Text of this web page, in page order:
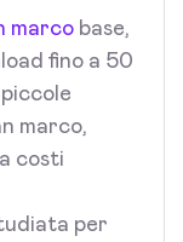
marco base,
fino a 50
marco,
costi
per